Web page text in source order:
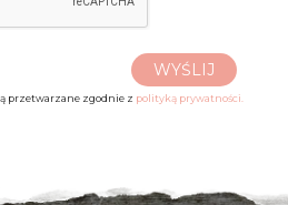
WYŚLIJ
przetwarzane zgodnie z polityką prywatności.